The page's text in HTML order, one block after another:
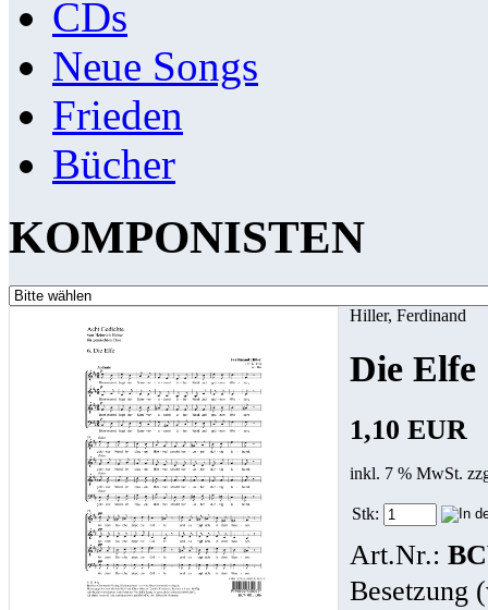
CDs
Neue Songs
Frieden
Bücher
KOMPONISTEN
Hiller, Ferdinand
Die Elfe
1,10 EUR
inkl. 7 % MwSt.
Stk:
Art.Nr.:
Besetzung